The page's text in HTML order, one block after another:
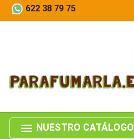
622 38 79 75
menu NUESTRO CATÁLOGO